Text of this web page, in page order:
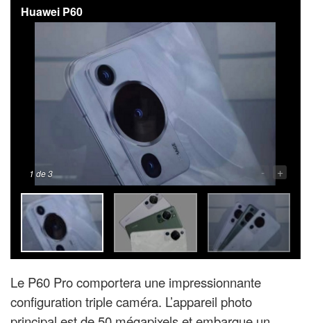
Huawei P60
1 de 3 - +
Le P60 Pro comportera une impressionnante
configuration triple caméra. L’appareil photo